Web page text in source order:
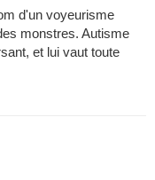
d'un voyeurisme
monstres. Autisme
et lui vaut toute